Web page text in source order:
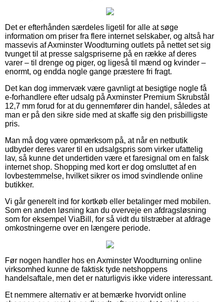
Det er efterhånden særdeles ligetil for alle at søge
information om priser fra flere internet selskaber, og altså har
massevis af Axminster Woodturning outlets på nettet set sig
tvunget til at presse salgspriserne på en række af deres
varer – til drenge og piger, og ligeså til mænd og kvinder –
enormt, og endda nogle gange præstere fri fragt.
Det kan dog immervæk være gavnligt at besigtige nogle få
e-forhandlere efter udsalg på Axminster Premium Skrubstål
12,7 mm forud for at du gennemfører din handel, således at
man er på den sikre side med at skaffe sig den prisbilligste
pris.
Man må dog være opmærksom på, at når en netbutik
udbyder deres varer til en udsalgspris som virker ufattelig
lav, så kunne det undertiden være et faresignal om en falsk
internet shop. Shopping med kort er dog omsluttet af en
lovbestemmelse, hvilket sikrer os imod svindlende online
butikker.
Vi går generelt ind for kortkøb eller betalinger med mobilen.
Som en anden løsning kan du overveje en afdragsløsning
som for eksempel ViaBill, for så vidt du tilstræber at afdrage
omkostningerne over en længere periode.
Før nogen handler hos en Axminster Woodturning online
virksomhed kunne de faktisk tyde netshoppens
handelsaftale, men det er naturligvis ikke videre interessant.
Et nemmere alternativ er at bemærke hvorvidt online